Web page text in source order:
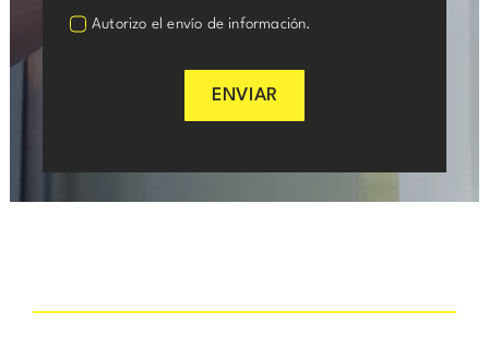
Autorizo el envío de información.
ENVIAR